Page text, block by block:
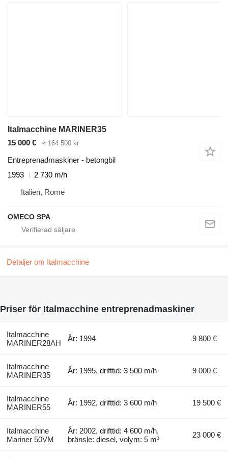
Italmacchine MARINER35
15 000 €
≈ 164 500 kr
Entreprenadmaskiner - betongbil
1993
2 730 m/h
Italien, Rome
OMECO SPA
Detaljer om Italmacchine
Priser för Italmacchine entreprenadmaskiner
Italmacchine
MARINER28AH
År: 1994 9 800 €
Italmacchine
MARINER35
År: 1995, drifttid: 3 500 m/h 9 000 €
Italmacchine
MARINER55
År: 1992, drifttid: 3 600 m/h 19 500 €
Italmacchine
Mariner 50VM
År: 2002, drifttid: 4 600 m/h,
bränsle: diesel, volym: 5 m³
23 000 €